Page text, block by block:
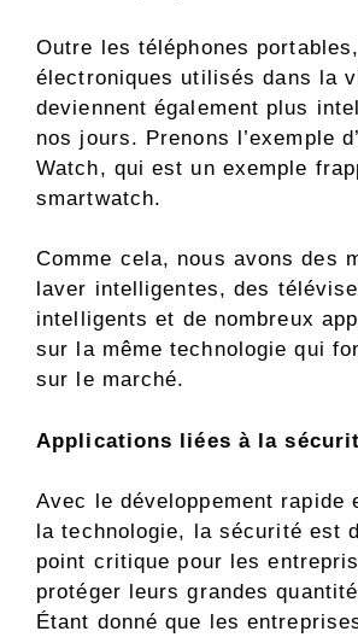
Outre les téléphones
électroniques utilisés dans la
deviennent également plus
nos jours. Prenons l’exemple
Watch, qui est un exemple
smartwatch.
Comme cela, nous avons des
laver intelligentes, des
intelligents et de nombreux
sur la même technologie qui
sur le marché.
Applications liées à la
Avec le développement rapide
la technologie, la sécurité est
point critique pour les
protéger leurs grandes
Étant donné que les